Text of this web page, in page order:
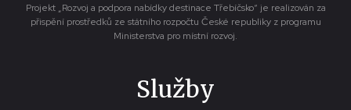
Projekt „Rozvoj a podpora nabídky destinace Třebíčsko“ je realizován za
přispění prostředků ze státního rozpočtu České republiky z programu
Ministerstva pro místní rozvoj.
Služby